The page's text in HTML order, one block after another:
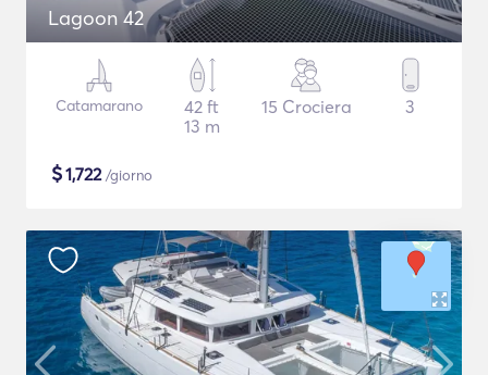
Lagoon 42
Catamarano
42 ft
13 m
15 Crociera 3
$1,722/giorno